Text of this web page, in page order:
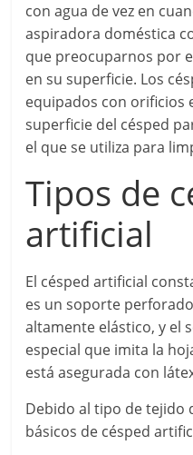
con agua de vez en
aspiradora doméstica
que preocuparnos por
en su superficie. Los
equipados con orificios
superficie del césped
el que se utiliza para
Tipos de
artificial
El césped artificial
es un soporte
altamente elástico, y el
especial que imita la
está asegurada con
Debido al tipo de tejido
básicos de césped